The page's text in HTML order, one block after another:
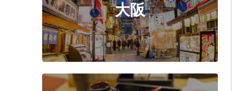
大阪